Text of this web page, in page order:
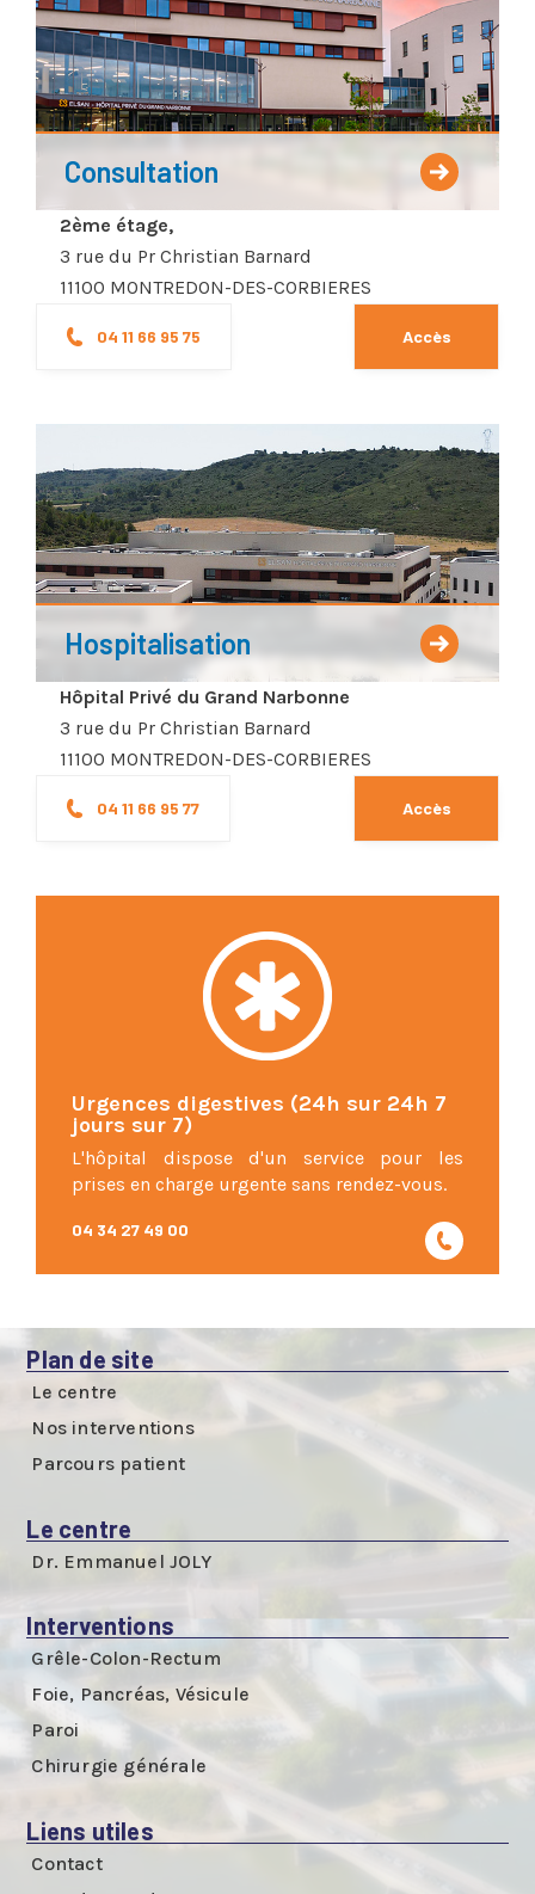
Consultation
2ème étage,
3 rue du Pr Christian Barnard
11100 MONTREDON-DES-CORBIERES
04 11 66 95 75 Accès
Hospitalisation
Hôpital Privé du Grand Narbonne
3 rue du Pr Christian Barnard
11100 MONTREDON-DES-CORBIERES
04 11 66 95 77 Accès
Urgences digestives (24h sur 24h 7
jours sur 7)
L'hôpital dispose d'un service pour les
prises en charge urgente sans rendez-vous.
04 34 27 49 00
Plan de site
Le centre
Nos interventions
Parcours patient
Le centre
Dr. Emmanuel JOLY
Interventions
Grêle-Colon-Rectum
Foie, Pancréas, Vésicule
Paroi
Chirurgie générale
Liens utiles
Contact